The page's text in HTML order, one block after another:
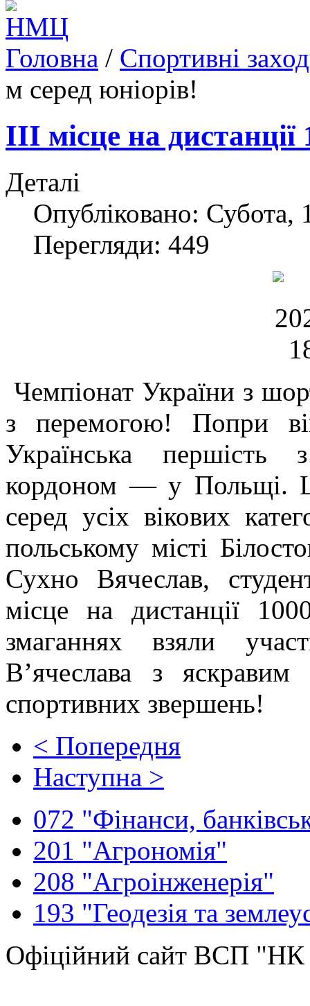
Головна / Спортивні
м серед юніорів!
ІІІ місце на
Деталі
Опубліковано: Субота,
Перегляди: 449
Чемпіонат України з
з перемогою! Попри
Українська
кордоном — у Польщі.
серед усіх вікових
польському місті
Сухно Вячеслав,
місце на дистанції
змаганнях взяли
В’ячеслава з
спортивних звершень!
< Попередня
Наступна >
072 "Фінанси,
201 "Агрономія"
208 "Агроінженерія"
193 "Геодезія та
Офіційний сайт ВСП